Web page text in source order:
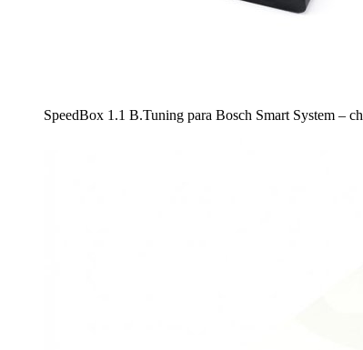
SpeedBox 1.1 B.Tuning para Bosch Smart System –